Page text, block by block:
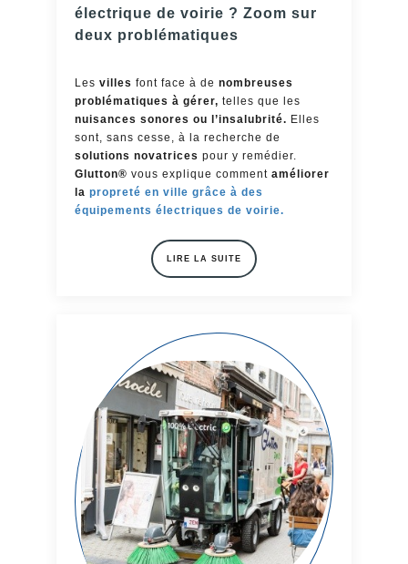
électrique de voirie ? Zoom sur
deux problématiques
Lesvilles font face à denombreuses
problématiques à gérer, telles que les
nuisances sonores ou l’insalubrité. Elles
sont, sans cesse, à la recherche de
solutions novatrices pour y remédier.
Glutton® vous explique commentaméliorer
lapropreté en ville grâce à des
équipements électriques de voirie.
LIRE LA SUITE